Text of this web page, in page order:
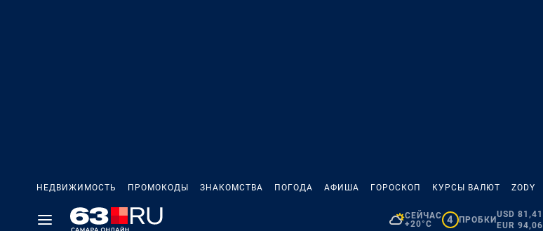
НЕДВИЖИМОСТЬ ПРОМОКОДЫ ЗНАКОМСТВА ПОГОДА АФИША ГОРОСКОП КУРСЫ ВАЛЮТ ZODY
СЕЙЧАС
+20°C
4 ПРОБКИ
USD 81,41
EUR 94,06